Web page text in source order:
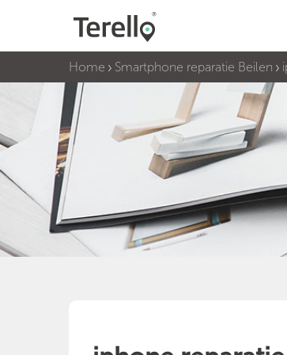
Home Smartphone reparatie Beilen